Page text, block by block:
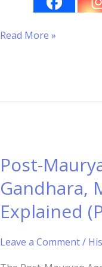
Read More »
Post-
Gandhara,
Explained
Leave a Comment/
Post-
Mauryan
Art
and
Architecture:
Mathura,
and